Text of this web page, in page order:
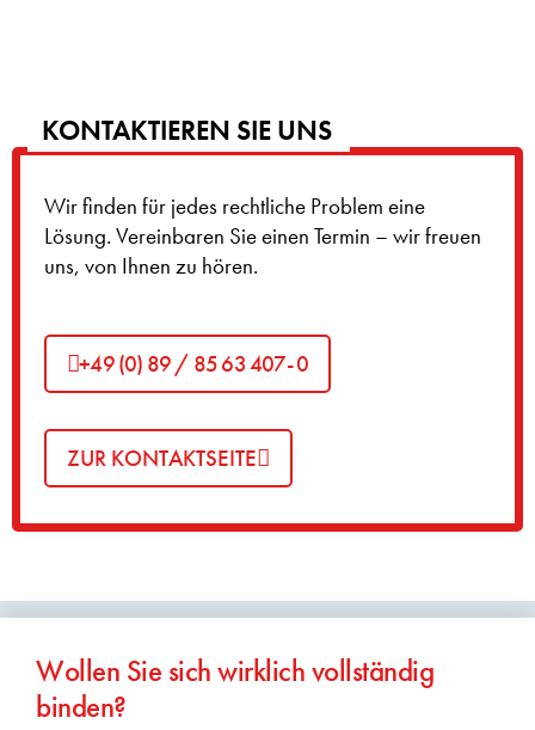
KONTAKTIEREN SIE UNS
Wir finden für jedes rechtliche Problem eine
Lösung. Vereinbaren Sie einen Termin – wir freuen
uns, von Ihnen zu hören.
+49 (0) 89 / 85 63 407- 0
ZUR KONTAKTSEITE
Wollen Sie sich wirklich vollständig
binden?